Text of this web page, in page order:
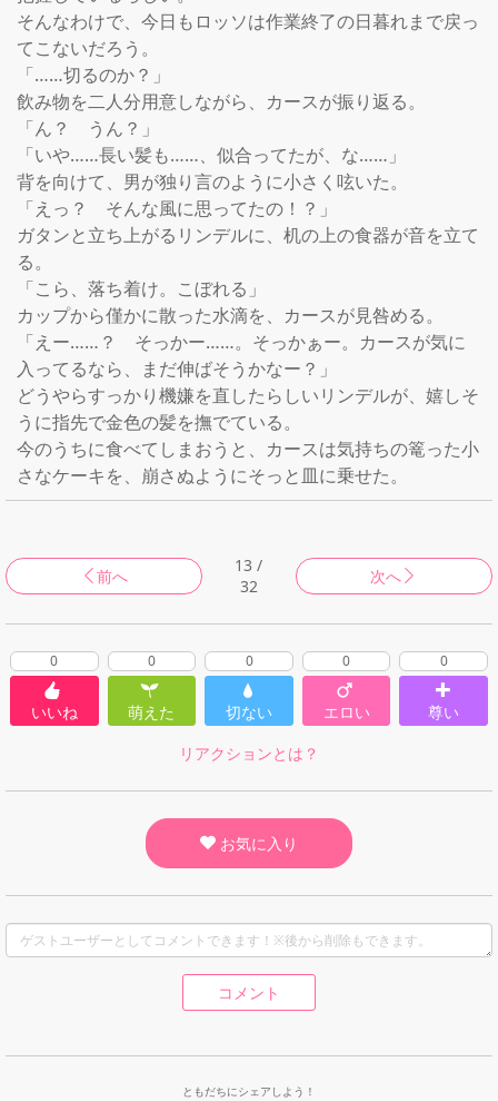
そんなわけで、今日もロッソは作業終了の日暮れまで戻っ
てこないだろう。
「……切るのか？」
飲み物を二人分用意しながら、カースが振り返る。
「ん？　うん？」
「いや……長い髪も……、似合ってたが、な……」
背を向けて、男が独り言のように小さく呟いた。
「えっ？　そんな風に思ってたの！？」
ガタンと立ち上がるリンデルに、机の上の食器が音を立て
る。
「こら、落ち着け。こぼれる」
カップから僅かに散った水滴を、カースが見咎める。
「えー……？　そっかー……。そっかぁー。カースが気に
入ってるなら、まだ伸ばそうかなー？」
どうやらすっかり機嫌を直したらしいリンデルが、嬉しそ
うに指先で金色の髪を撫でている。
今のうちに食べてしまおうと、カースは気持ちの篭った小
前へ
13 /
32
次へ
0
いいね
0
萌えた
0
切ない
0
エロい
0
尊い
リアクションとは？
お気に入り
コメント
ともだちにシェアしよう！